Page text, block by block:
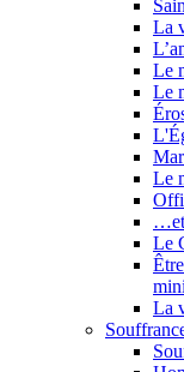
La
Le
Le
Le
…et
Le
La